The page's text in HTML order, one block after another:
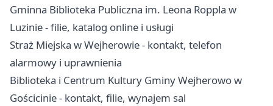
Gminna Biblioteka Publiczna im. Leona Roppla w
Luzinie - filie, katalog online i usługi
Straż Miejska w Wejherowie - kontakt, telefon
alarmowy i uprawnienia
Biblioteka i Centrum Kultury Gminy Wejherowo w
Gościcinie - kontakt, filie, wynajem sal